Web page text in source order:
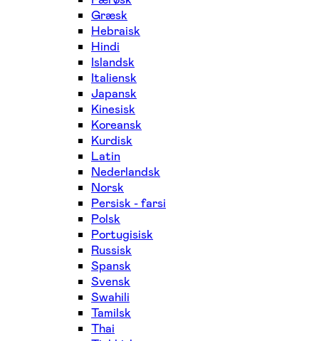
Græsk
Hebraisk
Hindi
Islandsk
Italiensk
Japansk
Kinesisk
Koreansk
Kurdisk
Latin
Nederlandsk
Norsk
Persisk - farsi
Polsk
Portugisisk
Russisk
Spansk
Svensk
Swahili
Tamilsk
Thai